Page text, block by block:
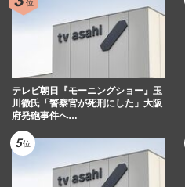
テレビ朝日『モーニングショー』玉
川徹氏「警察官が死刑にした」大阪
府発砲事件へ…